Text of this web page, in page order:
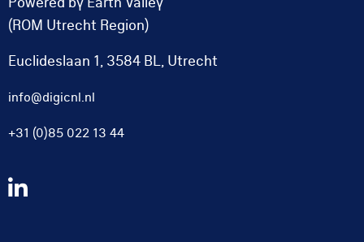
(ROM Utrecht Region)
Euclideslaan 1, 3584 BL, Utrecht
info@digicnl.nl
+31 (0)85 022 13 44
Volg